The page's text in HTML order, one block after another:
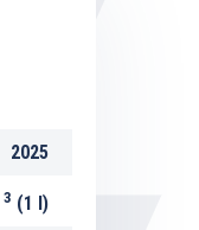
2025
3 (1 l)